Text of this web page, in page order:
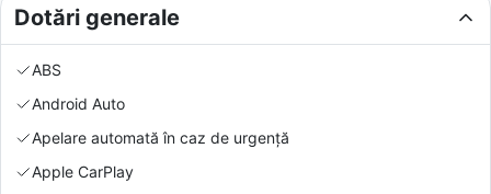
Dotări generale
ABS
Android Auto
Apelare automată în caz de urgență
Apple CarPlay